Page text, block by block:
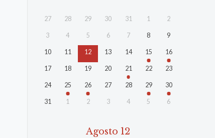
27 28 29 30 31 1 2
3 4 5 6 7 8 9
10 11 12 13 14 15 16
17 18 19 20 21 22 23
24 25 26 27 28 29 30
31 1 2 3 4 5 6
Agosto 12